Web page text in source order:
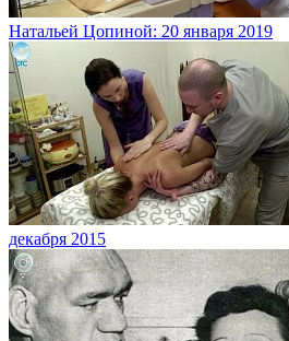
Натальей Цопиной: 20 января 2019
декабря 2015